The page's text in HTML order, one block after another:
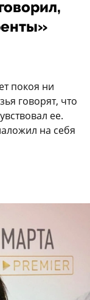
покоя ни
говорят, что
ее.
на себя